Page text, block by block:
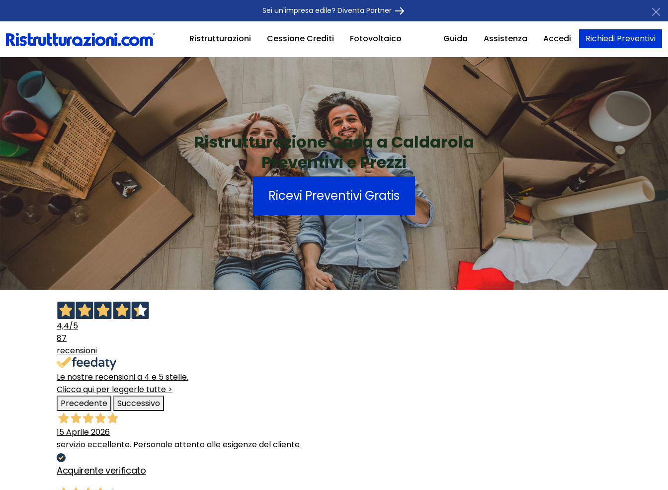
Sei un'impresa edile? Diventa Partner
Ristrutturazioni Cessione Crediti Fotovoltaico Guida Assistenza Accedi Richiedi Preventivi
Ristrutturazione Casa a Caldarola
Preventivi e Prezzi
Ricevi Preventivi Gratis
4,4/5
87
recensioni
Le nostre recensioni a 4 e 5 stelle.
Clicca qui per leggerle tutte >
Precedente
Successivo
15 Aprile 2026
servizio eccellente. Personale attento alle esigenze del cliente
Acquirente verificato